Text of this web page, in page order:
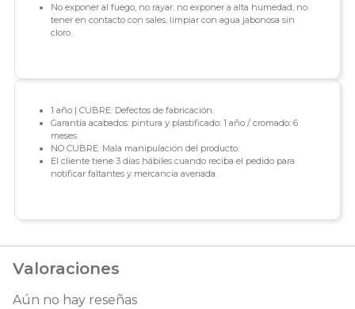
No exponer al fuego, no rayar, no exponer a alta humedad, no
tener en contacto con sales, limpiar con agua jabonosa sin
cloro.
1 año | CUBRE: Defectos de fabricación.
Garantía acabados: pintura y plastificado: 1 año / cromado: 6
meses
NO CUBRE: Mala manipulación del producto.
El cliente tiene 3 días hábiles cuando reciba el pedido para
notificar faltantes y mercancía averiada.
Valoraciones
Aún no hay reseñas